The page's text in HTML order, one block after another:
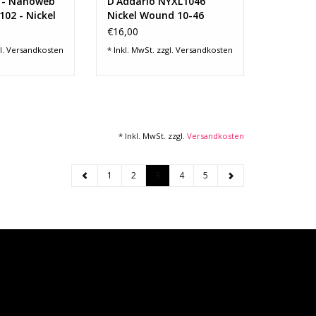
- Nickel
Versandkosten
Nickel Wound 10-46
Regular Light
€16,00
* Inkl. MwSt. zzgl. Versandkosten
* Inkl. MwSt. zzgl. Versandkosten
1 2 4 5